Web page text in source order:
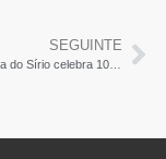
SEGUINTE
clube de Leitura do Sírio celebra 100ª edição – Conecta Teresina